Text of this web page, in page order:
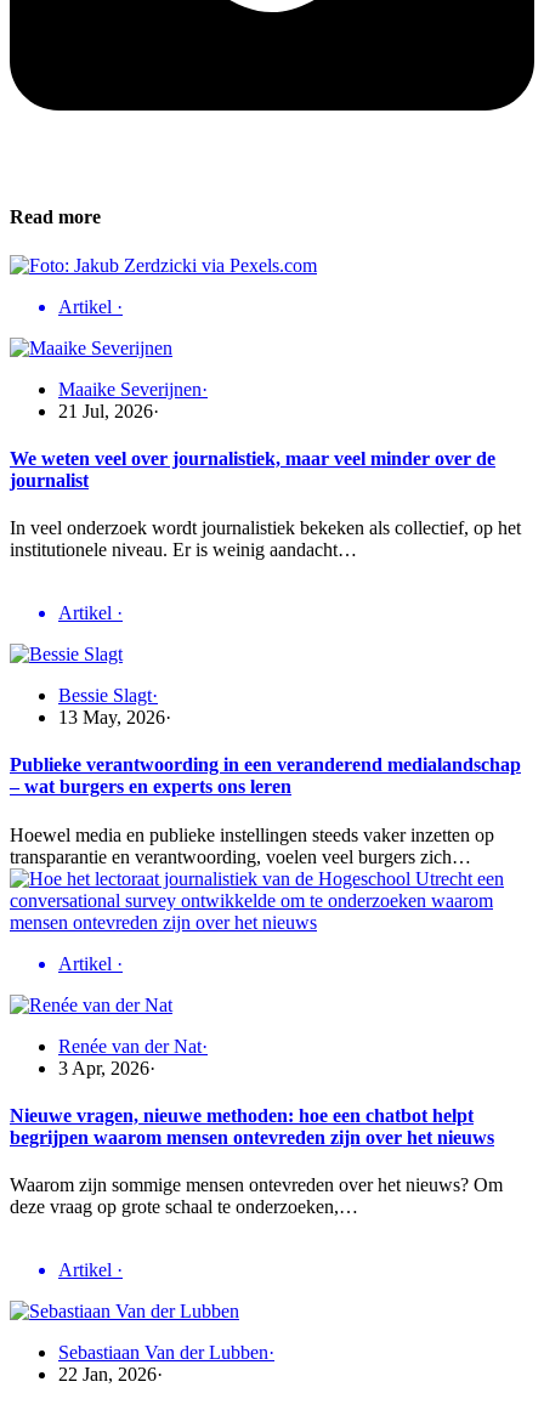
Read more
Artikel ·
Maaike Severijnen·
21 Jul, 2026·
We weten veel over journalistiek, maar veel minder over de
journalist
In veel onderzoek wordt journalistiek bekeken als collectief, op het
institutionele niveau. Er is weinig aandacht…
Artikel ·
Bessie Slagt·
13 May, 2026·
Publieke verantwoording in een veranderend medialandschap
– wat burgers en experts ons leren
Hoewel media en publieke instellingen steeds vaker inzetten op
transparantie en verantwoording, voelen veel burgers zich…
Artikel ·
Renée van der Nat·
3 Apr, 2026·
Nieuwe vragen, nieuwe methoden: hoe een chatbot helpt
begrijpen waarom mensen ontevreden zijn over het nieuws
Waarom zijn sommige mensen ontevreden over het nieuws? Om
deze vraag op grote schaal te onderzoeken,…
Artikel ·
Sebastiaan Van der Lubben·
22 Jan, 2026·